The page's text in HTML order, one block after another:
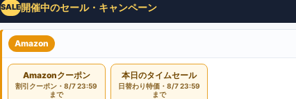
SALE開催中のセール・キャンペーン
Amazon
Amazonクーポン
割引クーポン・8/7 23:59
まで
本日のタイムセール
日替わり特価・8/7 23:59
まで